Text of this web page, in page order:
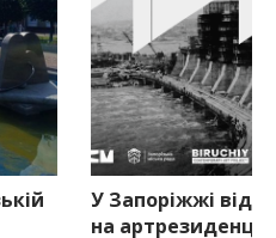
У Запоріжжі
на